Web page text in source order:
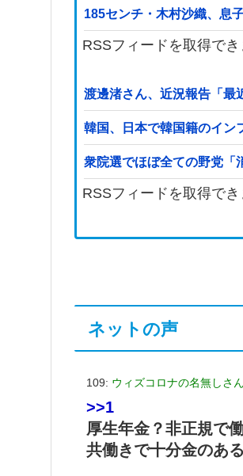
185センチ・木村沙織、息
RSSフィードを取得でき
渡邊渚さん、近況報告「最
韓国、日本で韓国籍のイン
衆院選でほぼ全ての野党「
RSSフィードを取得でき
ネットの声
109: ウィズコロナの名無しさん
>>1
厚生年金？非正規で
共働きで十分金のあ